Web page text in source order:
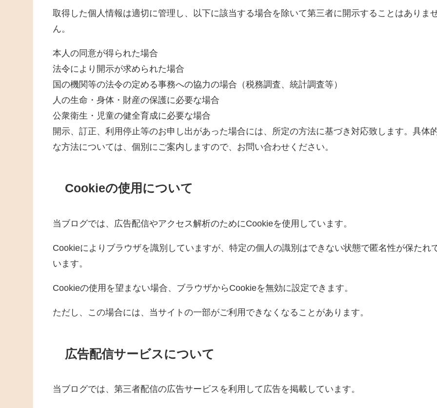
取得した個人情報は適切に管理し、以下に該当する場合を除いて第三者に開示することはありま
ん。
本人の同意が得られた場合
法令により開示が求められた場合
国の機関等の法令の定める事務への協力の場合（税務調査、統計調査等）
人の生命・身体・財産の保護に必要な場合
公衆衛生・児童の健全育成に必要な場合
開示、訂正、利用停止等のお申し出があった場合には、所定の方法に基づき対応致します。具体
な方法については、個別にご案内しますので、お問い合わせください。
Cookieの使用について
当ブログでは、広告配信やアクセス解析のためにCookieを使用しています。
Cookieによりブラウザを識別していますが、特定の個人の識別はできない状態で匿名性が保たれ
います。
Cookieの使用を望まない場合、ブラウザからCookieを無効に設定できます。
ただし、この場合には、当サイトの一部がご利用できなくなることがあります。
広告配信サービスについて
当ブログでは、第三者配信の広告サービスを利用して広告を掲載しています。